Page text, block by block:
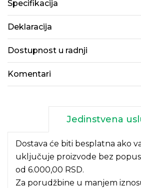
Specifikacija
Deklaracija
Dostupnost u radnji
Komentari
Jedinstvena
Dostava će biti besplatna ako
uključuje proizvode bez
od 6.000,00 RSD.
Za porudžbine u manjem